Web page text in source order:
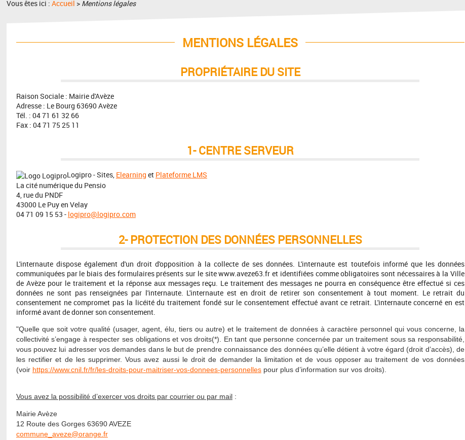
Vous êtes ici :Accueil > Mentions légales
MENTIONS LÉGALES
PROPRIÉTAIRE DU SITE
Raison Sociale : Mairie d'Avèze
Adresse : Le Bourg 63690 Avèze
Tél. : 04 71 61 32 66
Fax : 04 71 75 25 11
1- CENTRE SERVEUR
Logipro - Sites, Elearning et Plateforme LMS
La cité numérique du Pensio
4, rue du PNDF
43000 Le Puy en Velay
04 71 09 15 53 - logipro@logipro.com
2- PROTECTION DES DONNÉES PERSONNELLES
L'internaute dispose également d'un droit d'opposition à la collecte de ses données. L'internaute est toutefois informé que les données
communiquées par le biais des formulaires présents sur le site www.aveze63.fr et identifiées comme obligatoires sont nécessaires à la Ville
de Avèze pour le traitement et la réponse aux messages reçu. Le traitement des messages ne pourra en conséquence être effectué si ces
données ne sont pas renseignées par l'internaute. L'internaute est en droit de retirer son consentement à tout moment. Le retrait du
consentement ne compromet pas la licéité du traitement fondé sur le consentement effectué avant ce retrait. L'internaute concerné en est
informé avant de donner son consentement.
"Quelle que soit votre qualité (usager, agent, élu, tiers ou autre) et le traitement de données à caractère personnel qui vous concerne, la
collectivité s’engage à respecter ses obligations et vos droits(*). En tant que personne concernée par un traitement sous sa responsabilité,
vous pouvez lui adresser vos demandes dans le but de prendre connaissance des données qu’elle détient à votre égard (droit d’accès), de
les rectifier et de les supprimer. Vous avez aussi le droit de demander la limitation et de vous opposer au traitement de vos données
(voir https://www.cnil.fr/fr/les-droits-pour-maitriser-vos-donnees-personnellespour plus d’information sur vos droits).
Vous avez la possibilité d’exercer vos droits par courrier ou par mail:
Mairie Avèze
12 Route des Gorges 63690 AVEZE
commune_aveze@orange.fr